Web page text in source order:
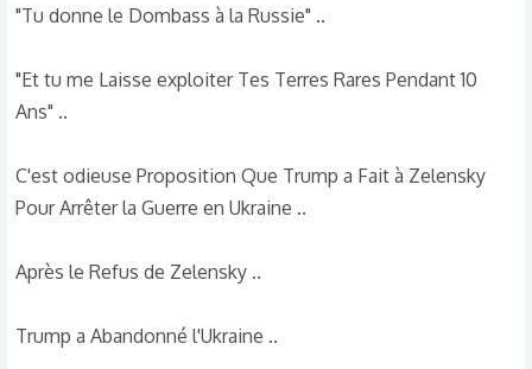
En gros ils font quoi ? Ces deux états ont déclenché
droits internationaux. On dirait que bombarder une
école, tuer des profs et des enfants ça ne te dérange
plusieurs d'ici, le mensonge qui avait été proclamé
"Tu donne le Dombass à la Russie" ..
"Et tu me Laisse exploiter Tes Terres Rares Pendant 10
Ans" ..
C'est odieuse Proposition Que Trump a Fait à Zelensky
Pour Arrêter la Guerre en Ukraine ..
Après le Refus de Zelensky ..
Trump a Abandonné l'Ukraine ..